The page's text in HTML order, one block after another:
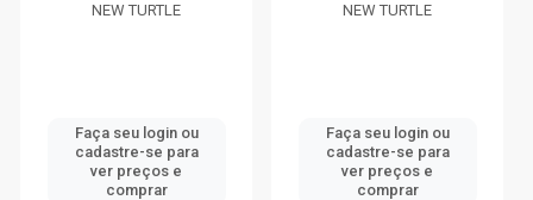
NEW TURTLE
Faça seu login ou
cadastre-se para
ver preços e
comprar
NEW TURTLE
Faça seu login ou
cadastre-se para
ver preços e
comprar